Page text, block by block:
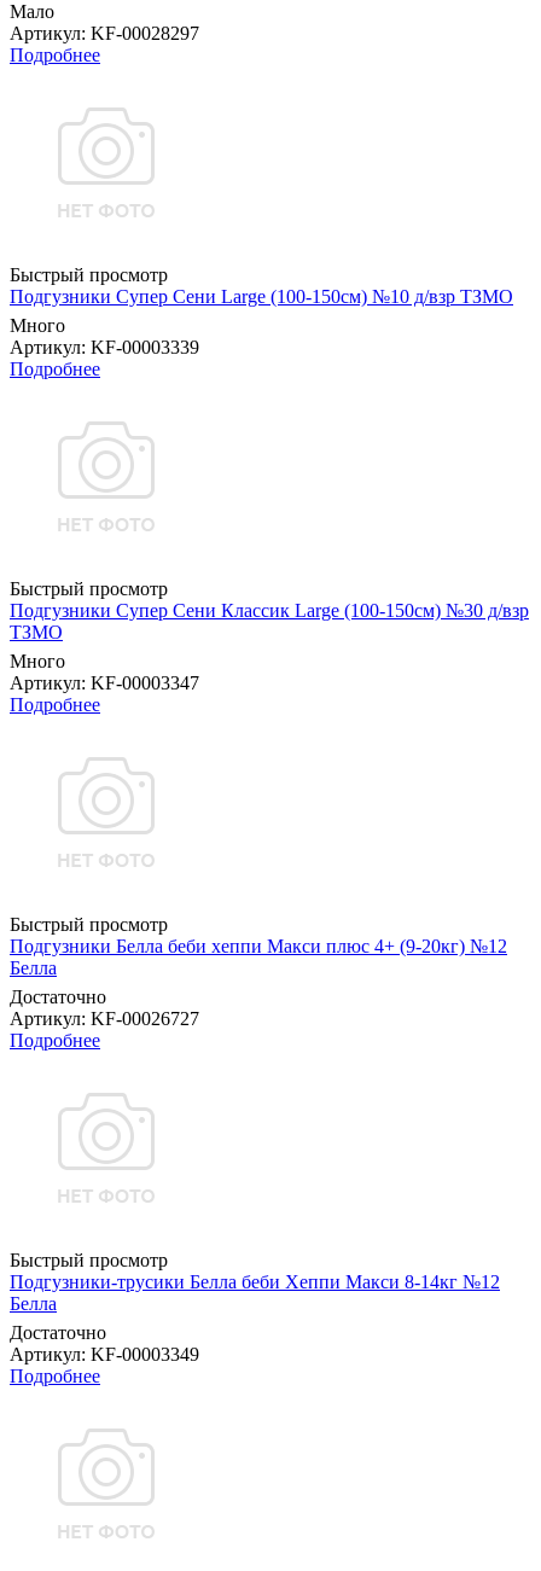
Мало
Артикул: KF-00028297
Подробнее
Быстрый просмотр
Подгузники Супер Сени Large (100-150см) №10 д/взр ТЗМО
Много
Артикул: KF-00003339
Подробнее
Быстрый просмотр
Подгузники Супер Сени Классик Large (100-150см) №30 д/взр
ТЗМО
Много
Артикул: KF-00003347
Подробнее
Быстрый просмотр
Подгузники Белла беби хеппи Макси плюс 4+ (9-20кг) №12
Белла
Достаточно
Артикул: KF-00026727
Подробнее
Быстрый просмотр
Подгузники-трусики Белла беби Хеппи Макси 8-14кг №12
Белла
Достаточно
Артикул: KF-00003349
Подробнее